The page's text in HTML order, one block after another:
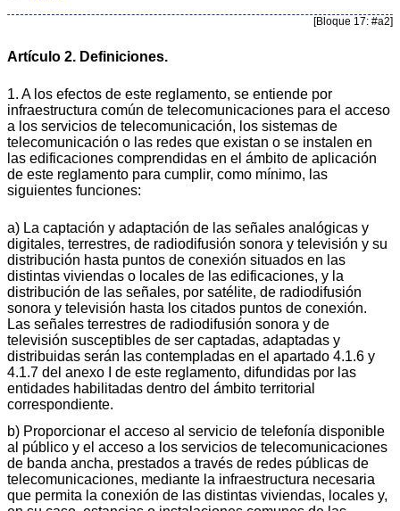
[Bloque 17: #a2]
Artículo 2. Definiciones.
1. A los efectos de este reglamento, se entiende por
infraestructura común de telecomunicaciones para el acceso
a los servicios de telecomunicación, los sistemas de
telecomunicación o las redes que existan o se instalen en
las edificaciones comprendidas en el ámbito de aplicación
de este reglamento para cumplir, como mínimo, las
siguientes funciones:
a) La captación y adaptación de las señales analógicas y
digitales, terrestres, de radiodifusión sonora y televisión y su
distribución hasta puntos de conexión situados en las
distintas viviendas o locales de las edificaciones, y la
distribución de las señales, por satélite, de radiodifusión
sonora y televisión hasta los citados puntos de conexión.
Las señales terrestres de radiodifusión sonora y de
televisión susceptibles de ser captadas, adaptadas y
distribuidas serán las contempladas en el apartado 4.1.6 y
4.1.7 del anexo I de este reglamento, difundidas por las
entidades habilitadas dentro del ámbito territorial
correspondiente.
b) Proporcionar el acceso al servicio de telefonía disponible
al público y el acceso a los servicios de telecomunicaciones
de banda ancha, prestados a través de redes públicas de
telecomunicaciones, mediante la infraestructura necesaria
que permita la conexión de las distintas viviendas, locales y,